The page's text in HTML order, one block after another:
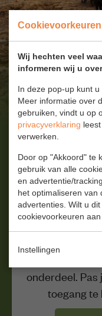
Op de
producten
Schrijf je in voor
korting op je
Je huidige
onderdeel.
toegang te
Cookievoorkeuren
Wij hechten veel
informeren wij u
In deze pop-up kunt u
Meer informatie over
gebruiken, vindt u op
privacyverklaring
verwerken.
Door op "Akkoord" te
gebruik van alle
en advertentie/
het optimaliseren van
advertenties. Wilt u
cookievoorkeuren aan
Instellingen